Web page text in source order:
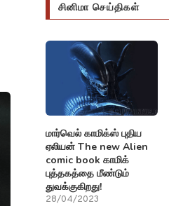
சினிமா செய்திகள்
மார்வெல் காமிக்ஸ் புதிய
ஏலியன் The new Alien
comic book காமிக்
புத்தகத்தை மீண்டும்
துவக்குகிறது!
28/04/2023